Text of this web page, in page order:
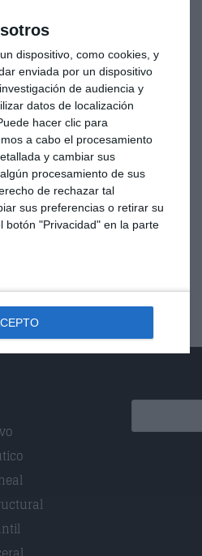
dispositivo, como cookies, y
enviada por un dispositivo
de audiencia y
datos de localización
hacer clic para
a cabo el procesamiento
y cambiar sus
procesamiento de sus
de rechazar tal
sus preferencias o retirar su
botón "Privacidad" en la parte